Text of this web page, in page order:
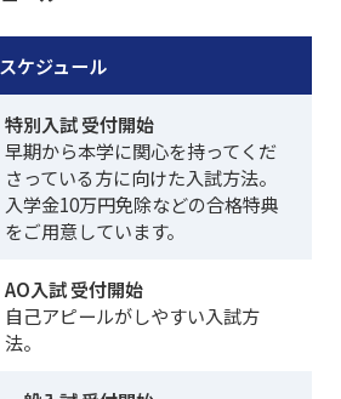
スケジュール
特別入試 受付開始
早期から本学に関心を持ってくだ
さっている方に向けた入試方法。
入学金10万円免除などの合格特典
をご用意しています。
AO入試 受付開始
自己アピールがしやすい入試方
法。